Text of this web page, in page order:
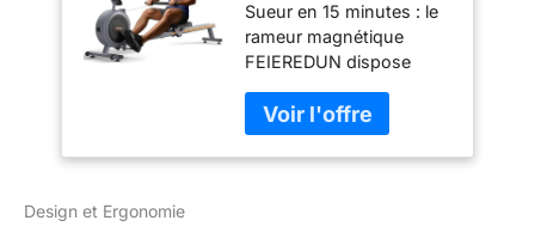
de 159 kg, rameur
Magetic avec
Application,
Machine à Double
Rail Coulissant, Gris
Sueur en 15 minutes : le
rameur magnétique
FEIEREDUN dispose
de 10 aimants NdFeB
dans une structure à
double anneau, offrant
Design et Ergonomie